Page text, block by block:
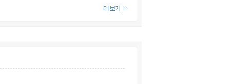
인정될 때에는 공소를 제기하면서 서
범죄사실, 적용법령, 주형(主刑), 부수